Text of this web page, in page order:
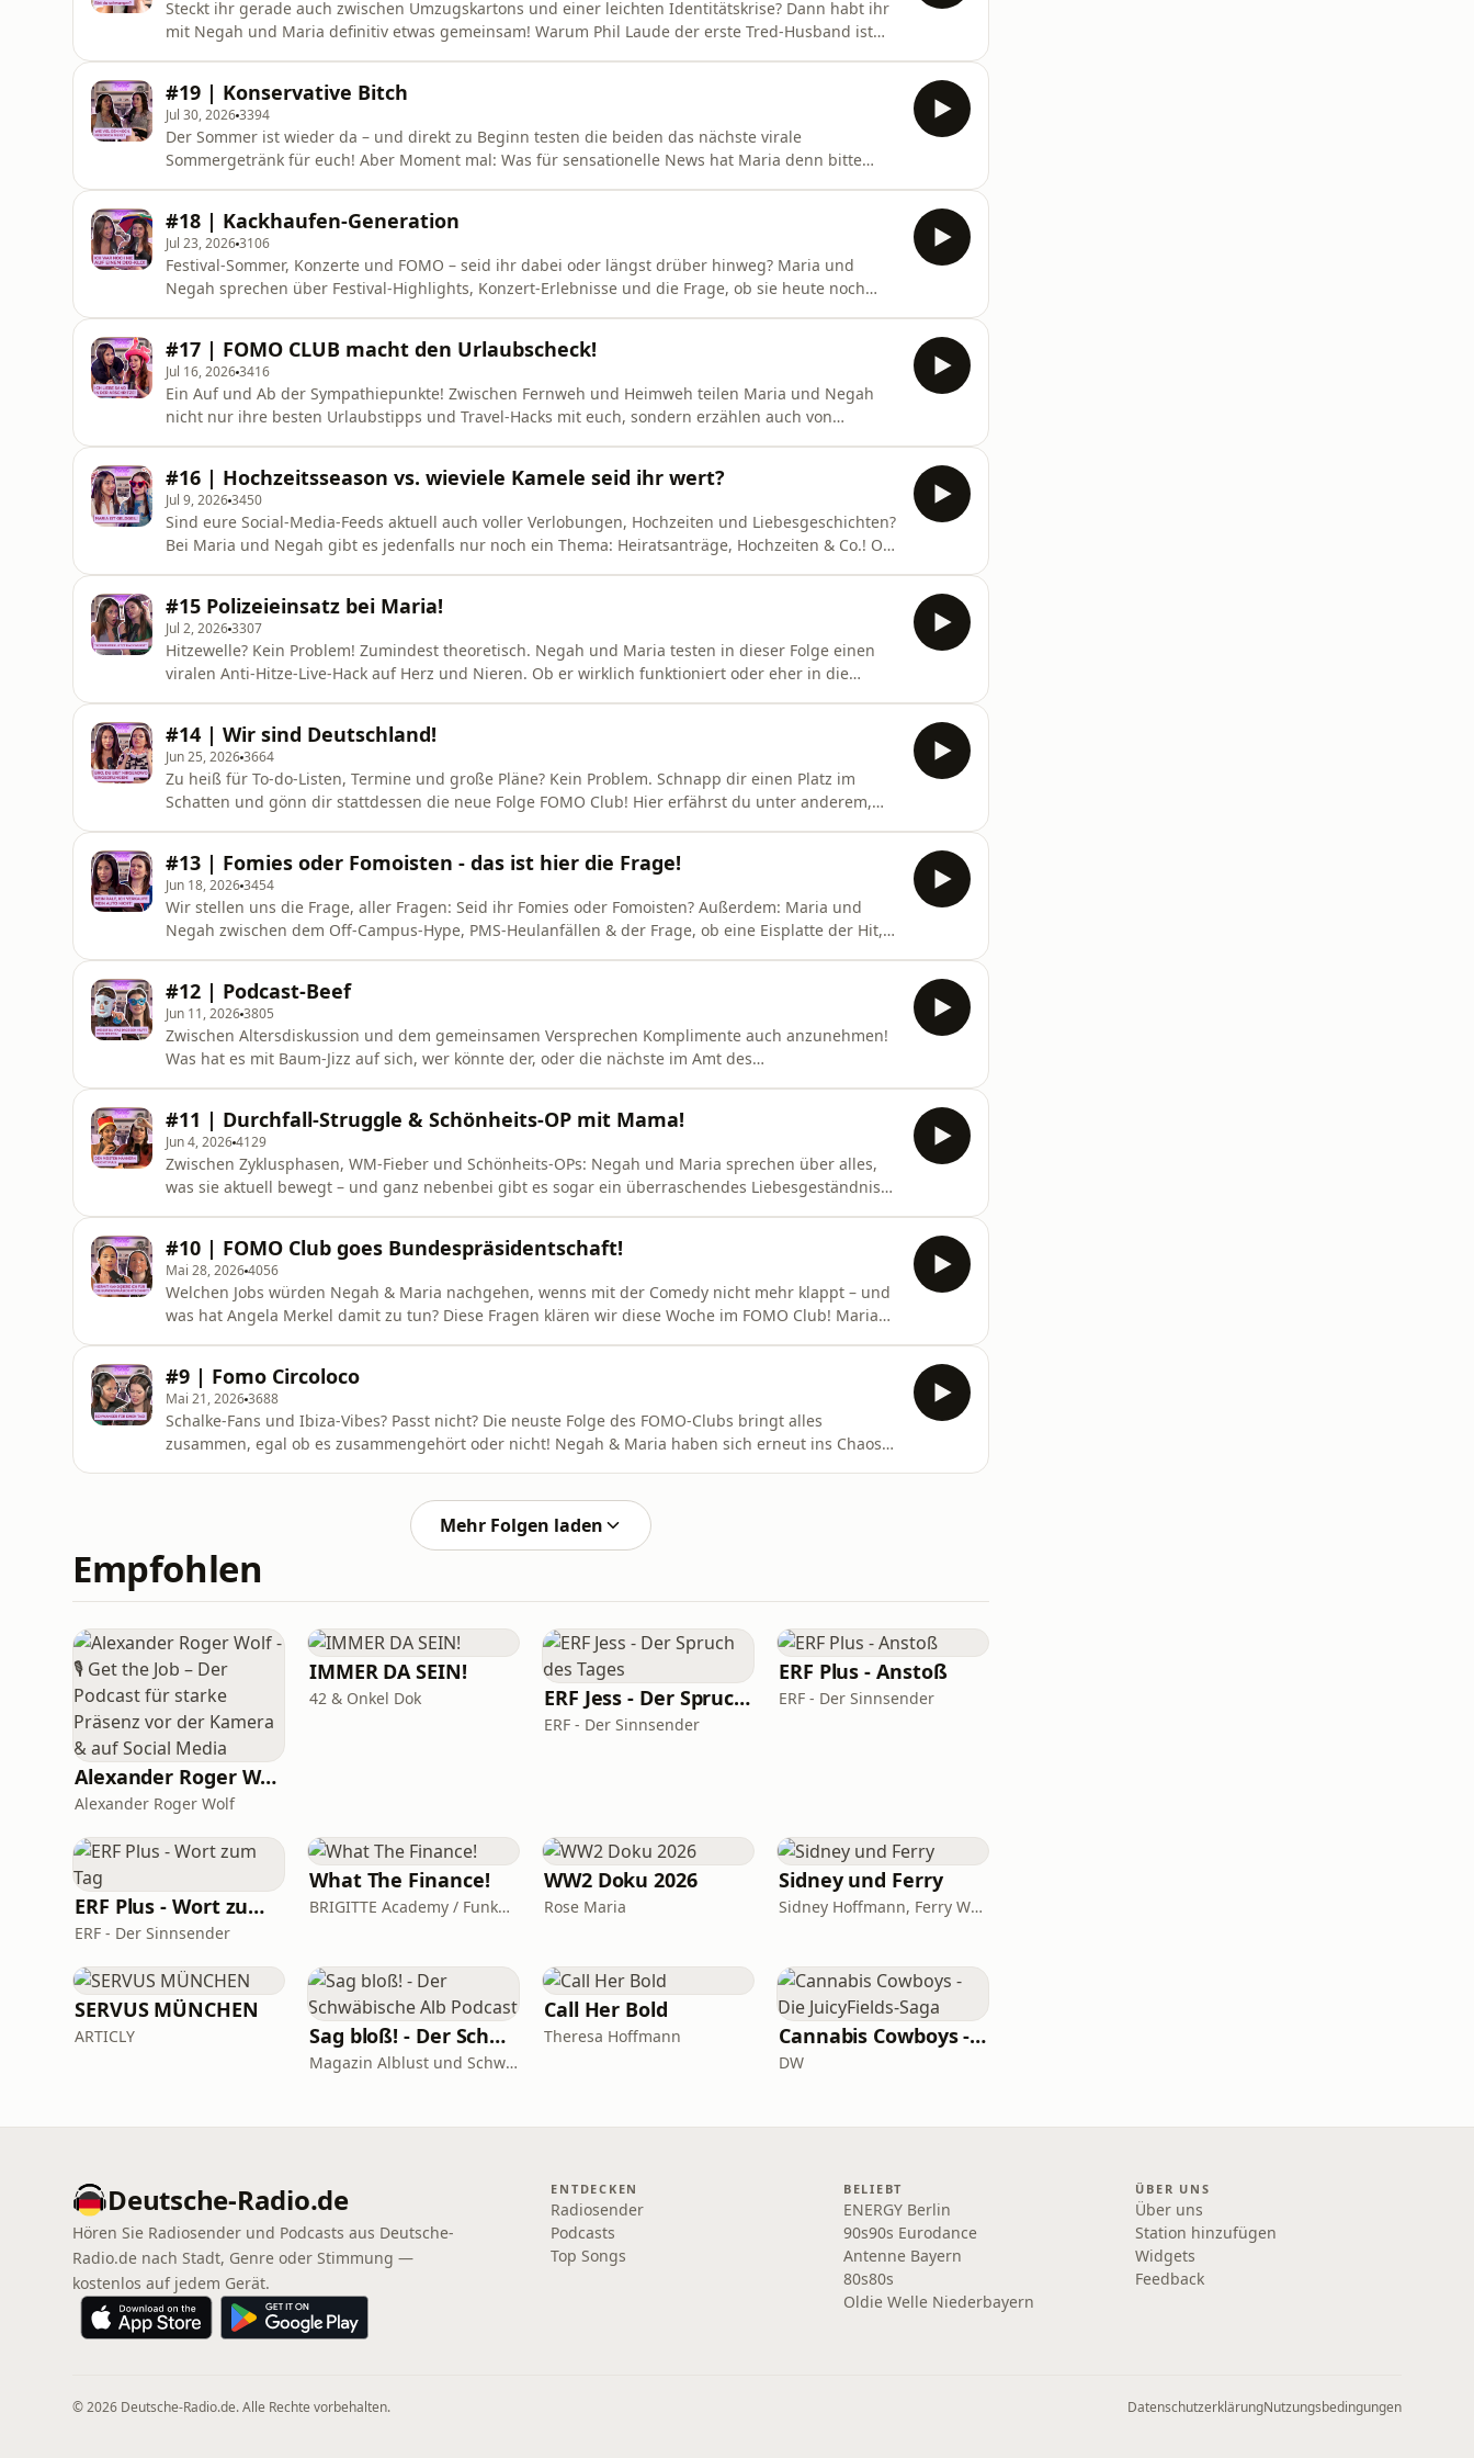
Steckt ihr gerade auch zwischen Umzugskartons und einer leichten Identitätskrise? Dann habt ihr
mit Negah und Maria definitiv etwas gemeinsam! Warum Phil Laude der erste Tred-Husband ist
Worüber die beiden so
#19 | Konservative Bitch
Jul 30, 20263394
Der Sommer ist wieder da – und direkt zu Beginn testen die beiden das nächste virale
Sommergetränk für euch! Aber Moment mal: Was für sensationelle News hat Maria denn bitte
Folge ist nichts für schwache
#18 | Kackhaufen-Generation
Jul 23, 20263106
Festival-Sommer, Konzerte und FOMO – seid ihr dabei oder längst drüber hinweg? Maria und
Negah sprechen über Festival-Highlights, Konzert-Erlebnisse und die Frage, ob sie heute noch
herrlich ehrlich!Darauf könnt ih
#17 | FOMO CLUB macht den Urlaubscheck!
Jul 16, 20263416
Ein Auf und Ab der Sympathiepunkte! Zwischen Fernweh und Heimweh teilen Maria und Negah
nicht nur ihre besten Urlaubstipps und Travel-Hacks mit euch, sondern erzählen auch von
sonst noch freuen könnt:- Maria is
#16 | Hochzeitsseason vs. wieviele Kamele seid ihr wert?
Jul 9, 20263450
Sind eure Social-Media-Feeds aktuell auch voller Verlobungen, Hochzeiten und Liebesgeschichten?
Bei Maria und Negah gibt es jedenfalls nur noch ein Thema: Heiratsanträge, Hochzeiten & Co.! Ob
Warum sie doch n
#15 Polizeieinsatz bei Maria!
Jul 2, 20263307
Hitzewelle? Kein Problem! Zumindest theoretisch. Negah und Maria testen in dieser Folge einen
viralen Anti-Hitze-Live-Hack auf Herz und Nieren. Ob er wirklich funktioniert oder eher in die
kurzerhand ein Pool a
#14 | Wir sind Deutschland!
Jun 25, 20263664
Zu heiß für To-do-Listen, Termine und große Pläne? Kein Problem. Schnapp dir einen Platz im
Schatten und gönn dir stattdessen die neue Folge FOMO Club! Hier erfährst du unter anderem,
Ankündigung: Maria verl
#13 | Fomies oder Fomoisten - das ist hier die Frage!
Jun 18, 20263454
Wir stellen uns die Frage, aller Fragen: Seid ihr Fomies oder Fomoisten? Außerdem: Maria und
Negah zwischen dem Off-Campus-Hype, PMS-Heulanfällen & der Frage, ob eine Eisplatte der Hit,
Haben Müller und Kl
#12 | Podcast-Beef
Jun 11, 20263805
Zwischen Altersdiskussion und dem gemeinsamen Versprechen Komplimente auch anzunehmen!
Was hat es mit Baum-Jizz auf sich, wer könnte der, oder die nächste im Amt des
happy End? Maria und ihre belastende Polle
#11 | Durchfall-Struggle & Schönheits-OP mit Mama!
Jun 4, 20264129
Zwischen Zyklusphasen, WM-Fieber und Schönheits-OPs: Negah und Maria sprechen über alles,
was sie aktuell bewegt – und ganz nebenbei gibt es sogar ein überraschendes Liebesgeständnis
Heidi Klum nur knap
#10 | FOMO Club goes Bundespräsidentschaft!
Mai 28, 20264056
Welchen Jobs würden Negah & Maria nachgehen, wenns mit der Comedy nicht mehr klappt – und
was hat Angela Merkel damit zu tun? Diese Fragen klären wir diese Woche im FOMO Club! Maria
Aufnahme baut Maria einen kleine
#9 | Fomo Circoloco
Mai 21, 20263688
Schalke-Fans und Ibiza-Vibes? Passt nicht? Die neuste Folge des FOMO-Clubs bringt alles
zusammen, egal ob es zusammengehört oder nicht! Negah & Maria haben sich erneut ins Chaos
Mehr Folgen laden
Empfohlen
Alexander Roger Wolf - 🎙 Get the Job – Der Podcast für starke Präsenz vor der Kamera & auf Social Media
Alexander Roger Wolf
IMMER DA SEIN!
42 & Onkel Dok ERF Jess - Der Spruch des Tages
ERF - Der Sinnsender
ERF Plus - Anstoß
ERF - Der Sinnsender
ERF Plus - Wort zum Tag
ERF - Der Sinnsender
What The Finance!
BRIGITTE Academy / Funke Woman, People & Family GmbH
WW2 Doku 2026
Rose Maria
Sidney und Ferry
Sidney Hoffmann, Ferry Weiss
SERVUS MÜNCHEN
ARTICLY Sag bloß! - Der Schwäbische Alb Podcast
Magazin Alblust und Schwäbische Alb Tourismus
Call Her Bold
Theresa Hoffmann Cannabis Cowboys - Die JuicyFields-Saga
DW
Deutsche-Radio.de
Hören Sie Radiosender und Podcasts aus Deutsche-
Radio.de nach Stadt, Genre oder Stimmung —
kostenlos auf jedem Gerät.
ENTDECKEN
Radiosender
Podcasts
Top Songs
BELIEBT
ENERGY Berlin
90s90s Eurodance
Antenne Bayern
80s80s
Oldie Welle Niederbayern
ÜBER UNS
Über uns
Station hinzufügen
Widgets
Feedback
© 2026 Deutsche-Radio.de. Alle Rechte vorbehalten. DatenschutzerklärungNutzungsbedingungen